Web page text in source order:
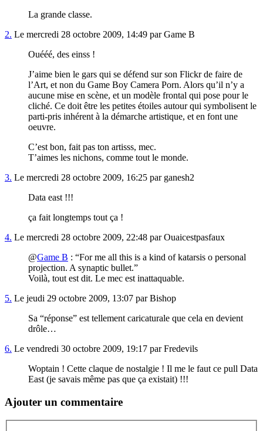
La grande classe.
2. Le mercredi 28 octobre 2009, 14:49 par Game B
Ouééé, des einss !
J’aime bien le gars qui se défend sur son Flickr de faire de
l’Art, et non du Game Boy Camera Porn. Alors qu’il n’y a
aucune mise en scène, et un modèle frontal qui pose pour le
cliché. Ce doit être les petites étoiles autour qui symbolisent le
parti-pris inhérent à la démarche artistique, et en font une
oeuvre.
C’est bon, fait pas ton artisss, mec.
T’aimes les nichons, comme tout le monde.
3. Le mercredi 28 octobre 2009, 16:25 par ganesh2
Data east !!!
ça fait longtemps tout ça !
4. Le mercredi 28 octobre 2009, 22:48 par Ouaicestpasfaux
@Game B : “For me all this is a kind of katarsis o personal
projection. A synaptic bullet.”
Voilà, tout est dit. Le mec est inattaquable.
5. Le jeudi 29 octobre 2009, 13:07 par Bishop
Sa “réponse” est tellement caricaturale que cela en devient
drôle…
6. Le vendredi 30 octobre 2009, 19:17 par Fredevils
Woptain ! Cette claque de nostalgie ! Il me le faut ce pull Data
East (je savais même pas que ça existait) !!!
Ajouter un commentaire